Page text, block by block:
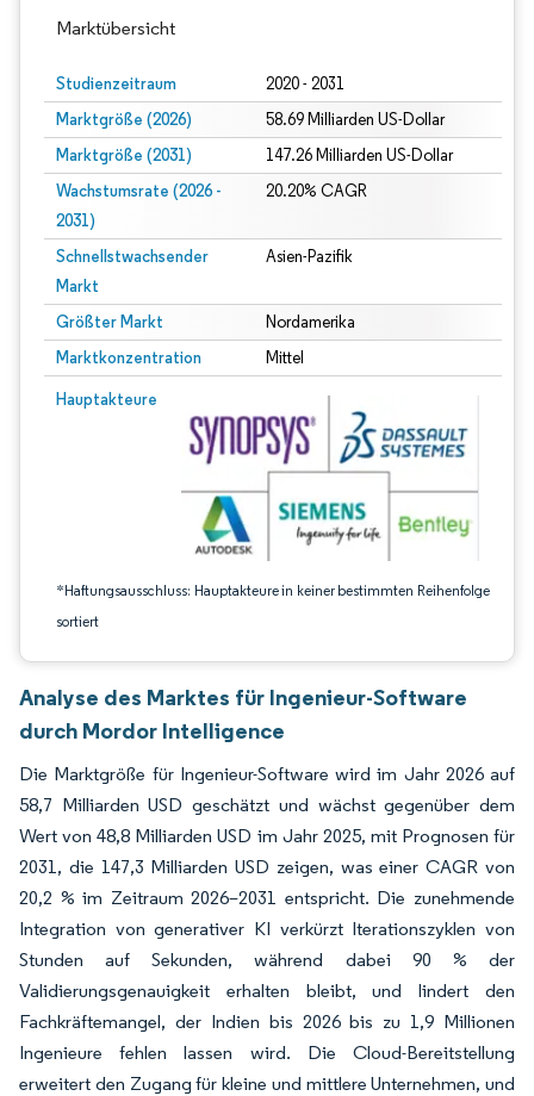
Marktübersicht
Studienzeitraum 2020 - 2031
Marktgröße (2026) 58.69 Milliarden US-Dollar
Marktgröße (2031) 147.26 Milliarden US-Dollar
Wachstumsrate (2026 -
2031)
20.20% CAGR
Schnellstwachsender
Markt
Asien-Pazifik
Größter Markt Nordamerika
Marktkonzentration Mittel
Hauptakteure
*Haftungsausschluss: Hauptakteure in keiner bestimmten Reihenfolge
sortiert
Bild © Mordor Intelligence. Wiederverwendung erfordert Namensnennung
Analyse des Marktes für Ingenieur-Software
durch Mordor Intelligence
Die Marktgröße für Ingenieur-Software wird im Jahr 2026 auf
58,7 Milliarden USD geschätzt und wächst gegenüber dem
Wert von 48,8 Milliarden USD im Jahr 2025, mit Prognosen für
2031, die 147,3 Milliarden USD zeigen, was einer CAGR von
20,2 % im Zeitraum 2026–2031 entspricht. Die zunehmende
Integration von generativer KI verkürzt Iterationszyklen von
Stunden auf Sekunden, während dabei 90 % der
Validierungsgenauigkeit erhalten bleibt, und lindert den
Fachkräftemangel, der Indien bis 2026 bis zu 1,9 Millionen
Ingenieure fehlen lassen wird. Die Cloud-Bereitstellung
erweitert den Zugang für kleine und mittlere Unternehmen, und